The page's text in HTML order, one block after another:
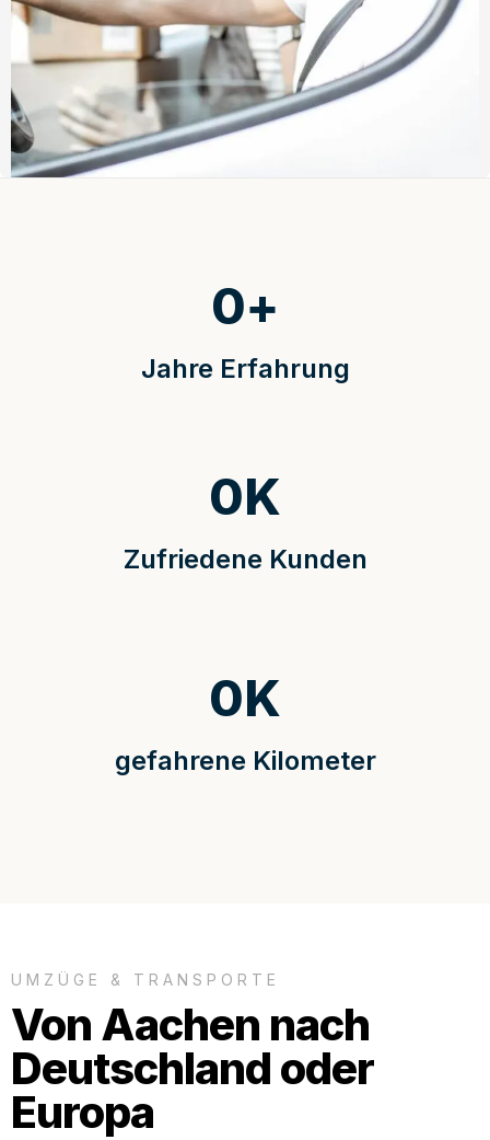
Jahre Erfahrung
0+
Zufriedene Kunden
0K
gefahrene Kilometer
0K
UMZÜGE & TRANSPORTE
Von Aachen nach
Deutschland oder
Europa